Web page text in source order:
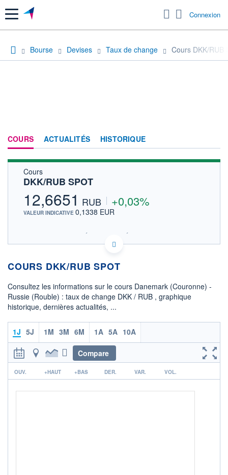
Menu Connexion
Bourse Devises Taux de change Cours DKK/RUB
COURS ACTUALITÉS HISTORIQUE
Cours
DKK/RUB SPOT
12,6651 RUB +0,03%
VALEUR INDICATIVE 0,1338 EUR
SIX - FOREX 2 DONNÉES TEMPS RÉEL
Politique d'exécution
15h29
12,8
OUVERTURE
12,6624
CLÔTURE VEILLE
12,6672 12,6613
COTATION SPÉCIFIQUE
COURS DKK/RUB SPOT
Consultez les informations sur le cours Danemark (Couronne) -
Russie (Rouble) : taux de change DKK / RUB , graphique
historique, dernières actualités, ...
1J 5J 1M 3M 6M 1A 5A 10A
Compare
r
OUV. +HAUT +BAS DER. VAR. VOL.